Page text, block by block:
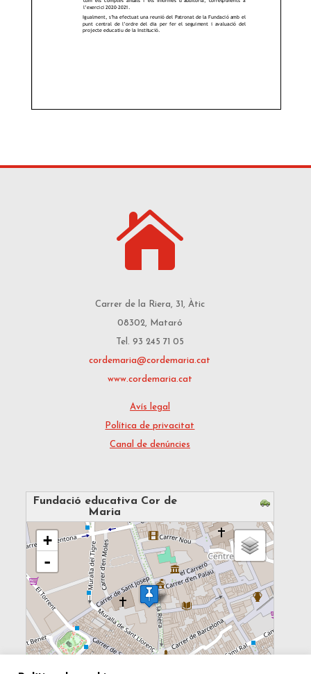

Carrer de la Riera, 31, Àtic
08302, Mataró
Tel. 93 245 71 05
cordemaria@cordemaria.cat
www.cordemaria.cat
Avís legal
Política de privacitat
Canal de denúncies
Fundació educativa Cor de
Maria
loading map - please wait...
+
-